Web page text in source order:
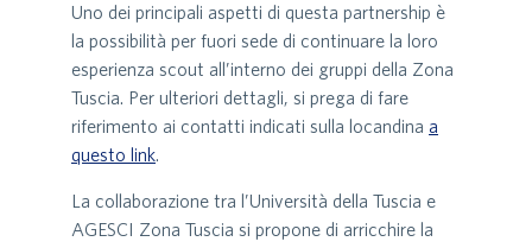
Uno dei principali aspetti di questa partnership è
la possibilità per fuori sede di continuare la loro
esperienza scout all’interno dei gruppi della Zona
Tuscia. Per ulteriori dettagli, si prega di fare
riferimento ai contatti indicati sulla locandina a
questo link.
La collaborazione tra l’Università della Tuscia e
AGESCI Zona Tuscia si propone di arricchire la